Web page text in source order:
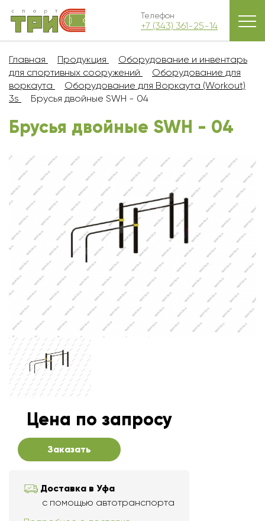
Телефон
+7 (343) 361-25-14
Главная Продукция
Оборудование и инвентарь
для спортивных сооружений
Оборудование для
воркаута
Оборудование для Воркаута (Workout)
3s
Брусья двойные SWH - 04
Брусья двойные SWH - 04
Цена по запросу
Заказать
Доставка в Уфа
с помощью автотранспорта